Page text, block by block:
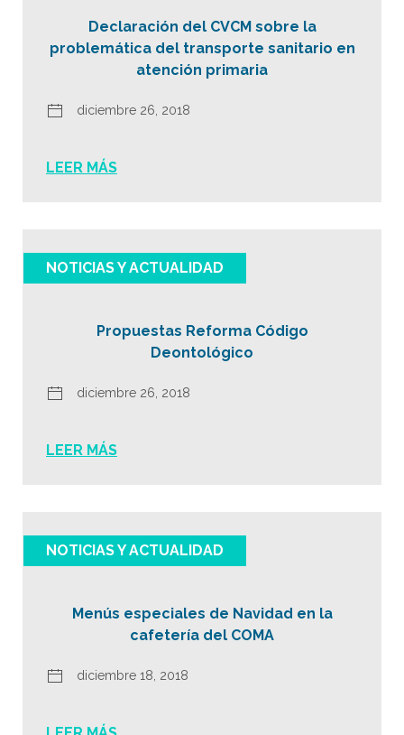
Declaración del CVCM sobre la
problemática del transporte sanitario en
atención primaria
diciembre 26, 2018
LEER MÁS
NOTICIAS Y ACTUALIDAD
Propuestas Reforma Código
Deontológico
diciembre 26, 2018
LEER MÁS
NOTICIAS Y ACTUALIDAD
Menús especiales de Navidad en la
cafetería del COMA
diciembre 18, 2018